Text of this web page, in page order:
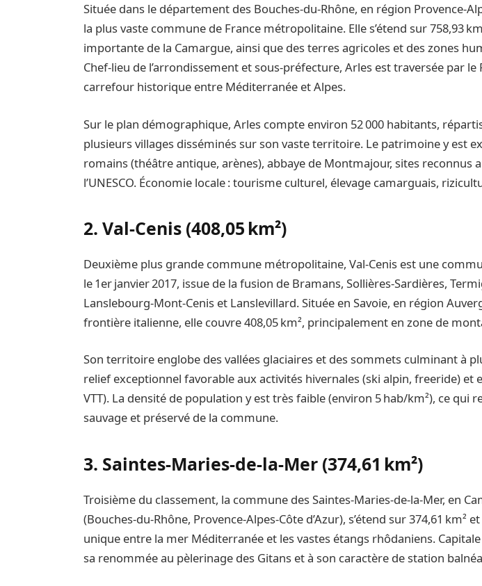
Située dans le département des Bouches‑du‑Rhône, en région
la plus vaste commune de France métropolitaine. Elle s’étend sur 758,93
importante de la Camargue, ainsi que des terres agricoles et des zones
Chef‑lieu de l’arrondissement et sous‑préfecture, Arles est traversée par
carrefour historique entre Méditerranée et Alpes.
Sur le plan démographique, Arles compte environ 52 000 habitants,
plusieurs villages disséminés sur son vaste territoire. Le patrimoine y est
romains (théâtre antique, arènes), abbaye de Montmajour, sites reconnus
l’UNESCO. Économie locale : tourisme culturel, élevage camarguais,
2. Val‑Cenis (408,05 km²)
Deuxième plus grande commune métropolitaine, Val‑Cenis est une
le 1er janvier 2017, issue de la fusion de Bramans, Sollières‑Sardières,
Lanslebourg‑Mont‑Cenis et Lanslevillard. Située en Savoie, en région
frontière italienne, elle couvre 408,05 km², principalement en zone de
Son territoire englobe des vallées glaciaires et des sommets culminant à
relief exceptionnel favorable aux activités hivernales (ski alpin, freeride) et
VTT). La densité de population y est très faible (environ 5 hab/km²), ce qui
sauvage et préservé de la commune.
3. Saintes‑Maries‑de‑la‑Mer (374,61 km²)
Troisième du classement, la commune des Saintes‑Maries‑de‑la‑Mer, en
(Bouches‑du‑Rhône, Provence‑Alpes‑Côte d’Azur), s’étend sur 374,61 km²
unique entre la mer Méditerranée et les vastes étangs rhôdaniens.
sa renommée au pèlerinage des Gitans et à son caractère de station